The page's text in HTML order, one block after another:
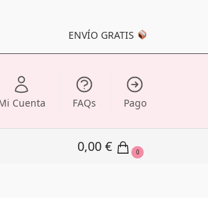
ENVÍO GRATIS
Cuenta FAQs Pago
0,00 € 0